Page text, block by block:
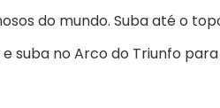
do mundo. Suba até o
suba no Arco do Triunfo